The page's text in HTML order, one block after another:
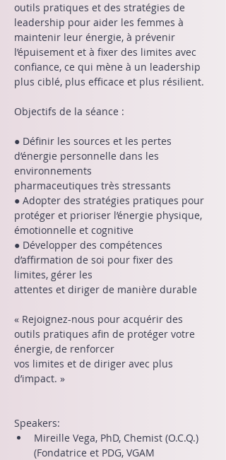
outils pratiques et des stratégies de
leadership pour aider les femmes à
maintenir leur énergie, à prévenir
l’épuisement et à fixer des limites avec
confiance, ce qui mène à un leadership
plus ciblé, plus efficace et plus résilient.
Objectifs de la séance :
● Définir les sources et les pertes
d’énergie personnelle dans les
environnements
pharmaceutiques très stressants
● Adopter des stratégies pratiques pour
protéger et prioriser l’énergie physique,
émotionnelle et cognitive
● Développer des compétences
d’affirmation de soi pour fixer des
limites, gérer les
attentes et diriger de manière durable
« Rejoignez-nous pour acquérir des
outils pratiques afin de protéger votre
énergie, de renforcer
vos limites et de diriger avec plus
d’impact. »
Speakers:
Mireille Vega, PhD, Chemist (O.C.Q.)
(Fondatrice et PDG, VGAM